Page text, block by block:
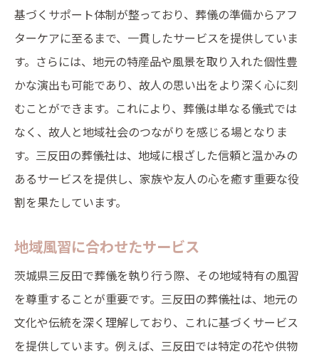
地元の信頼できる葬儀社
地域の評判を確認する方法
実際の利用者の体験談
葬儀の準備地域に根ざした三反田の葬儀社紹介
葬儀の準備と手続き
地域密着型の葬儀社の紹介
地元の風習に対応する葬儀
信頼できる葬儀社の見つけ方
三反田で葬儀を選ぶ際のポイントとおすすめ葬
儀社
葬儀社選びのポイント
地域密着型の葬儀社の強み
基づくサポート体制が整っており、葬儀の準備からアフ
ターケアに至るまで、一貫したサービスを提供していま
す。さらには、地元の特産品や風景を取り入れた個性豊
かな演出も可能であり、故人の思い出をより深く心に刻
むことができます。これにより、葬儀は単なる儀式では
なく、故人と地域社会のつながりを感じる場となりま
す。三反田の葬儀社は、地域に根ざした信頼と温かみの
あるサービスを提供し、家族や友人の心を癒す重要な役
割を果たしています。
地域風習に合わせたサービス
茨城県三反田で葬儀を執り行う際、その地域特有の風習
を尊重することが重要です。三反田の葬儀社は、地元の
文化や伝統を深く理解しており、これに基づくサービス
を提供しています。例えば、三反田では特定の花や供物